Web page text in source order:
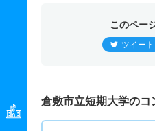
このペー
ツイート
倉敷市立短期大学のコ